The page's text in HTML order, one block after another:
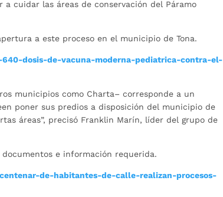
cuidar las áreas de conservación del Páramo
a este proceso en el municipio de Tona.
dosis-de-vacuna-moderna-pediatrica-contra-el-
municipios como Charta– corresponde a un
poner sus predios a disposición del municipio de
áreas”, precisó Franklin Marín, líder del grupo de
e información requerida.
de-habitantes-de-calle-realizan-procesos-